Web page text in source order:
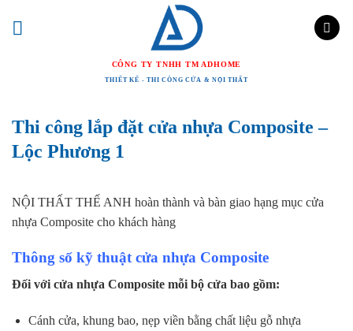
CÔNG TY TNHH TM ADHOME
THIẾT KẾ - THI CÔNG CỬA & NỘI THẤT
Thi công lắp đặt cửa nhựa Composite –
Lộc Phương 1
NỘI THẤT THẾ ANH hoàn thành và bàn giao hạng mục cửa
nhựa Composite cho khách hàng
Thông số kỹ thuật cửa nhựa Composite
Đối với cửa nhựa Composite mỗi bộ cửa bao gồm:
Cánh cửa, khung bao, nẹp viền bằng chất liệu gỗ nhựa